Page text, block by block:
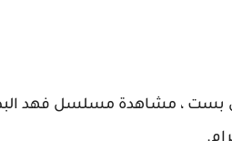
، مشاهدة مسلسل فهد البطل